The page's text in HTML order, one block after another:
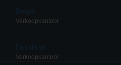
België
Verkoopkantoor
Duitsland
Verkoopkantoor